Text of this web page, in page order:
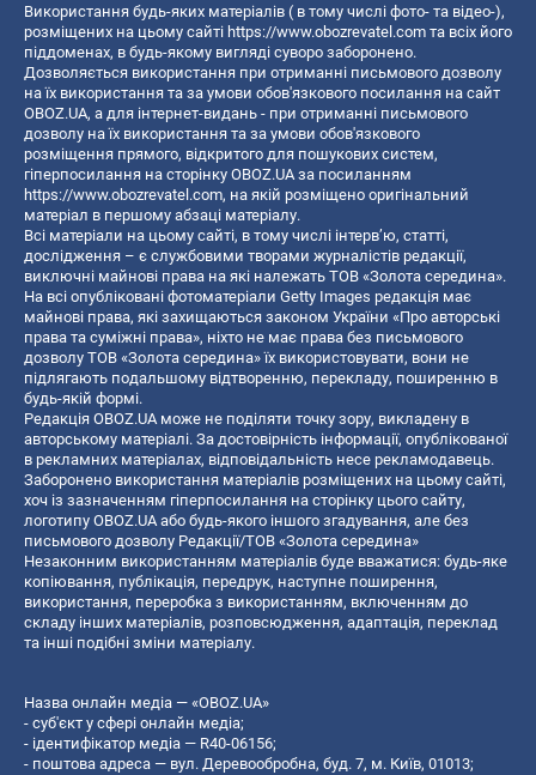
Використання будь-яких матеріалів ( в тому числі фото- та відео-),
розміщених на цьому сайті https://www.obozrevatel.com та всіх його
піддоменах, в будь-якому вигляді суворо заборонено.
Дозволяється використання при отриманні письмового дозволу
на їх використання та за умови обов'язкового посилання на сайт
OBOZ.UA, а для інтернет-видань - при отриманні письмового
дозволу на їх використання та за умови обов'язкового
розміщення прямого, відкритого для пошукових систем,
гіперпосилання на сторінку OBOZ.UA за посиланням
https://www.obozrevatel.com, на якій розміщено оригінальний
матеріал в першому абзаці матеріалу.
Всі матеріали на цьому сайті, в тому числі інтерв’ю, статті,
дослідження – є службовими творами журналістів редакції,
виключні майнові права на які належать ТОВ «Золота середина».
На всі опубліковані фотоматеріали Getty Images редакція має
майнові права, які захищаються законом України «Про авторські
права та суміжні права», ніхто не має права без письмового
дозволу ТОВ «Золота середина» їх використовувати, вони не
підлягають подальшому відтворенню, перекладу, поширенню в
будь-якій формі.
Редакція OBOZ.UA може не поділяти точку зору, викладену в
авторському матеріалі. За достовірність інформації, опублікованої
в рекламних матеріалах, відповідальність несе рекламодавець.
Заборонено використання матеріалів розміщених на цьому сайті,
хоч із зазначенням гіперпосилання на сторінку цього сайту,
логотипу OBOZ.UA або будь-якого іншого згадування, але без
письмового дозволу Редакції/ТОВ «Золота середина»
Незаконним використанням матеріалів буде вважатися: будь-яке
копiювання, публiкацiя, передрук, наступне поширення,
використання, переробка з використанням, включенням до
складу інших матеріалів, розповсюдження, адаптація, переклад
та інші подібні зміни матеріалу.
Назва онлайн медіа — «OBOZ.UA»
- суб'єкт у сфері онлайн медіа;
- ідентифікатор медіа — R40-06156;
- поштова адреса — вул. Деревообробна, буд. 7, м. Київ, 01013;